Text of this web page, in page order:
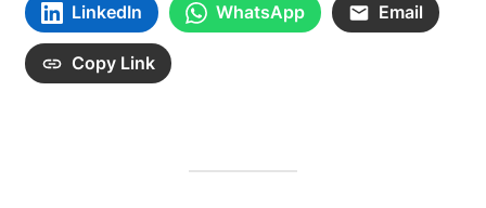
LinkedIn WhatsApp Email
Copy Link